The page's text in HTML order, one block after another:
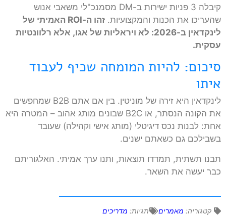
קיבלה 3 פניות ישירות ב-DM מסמנכ"לי משאבי אנוש
שהעריכו את הכנות והמקצועיות.
זהו ה-ROI האמיתי של
לינקדאין ב-2026: לא ויראליות של אגו, אלא רלוונטיות
עסקית.
סיכום: להיות המומחה שכיף לעבוד
איתו
לינקדאין היא זירה של מוניטין. בין אם אתם B2B שמחפשים
את הקונה הנסתר, או B2C שבונים מותג אהוב – המטרה היא
אחת: לבנות נכס דיגיטלי (מותג אישי וקהילה) שעובד
בשבילכם גם כשאתם ישנים.
תבנו תשתית, תמדדו תוצאות, ותנו ערך אמיתי. האלגוריתם
כבר יעשה את השאר.
קטגוריה: מאמרים תגיות: מדריכים